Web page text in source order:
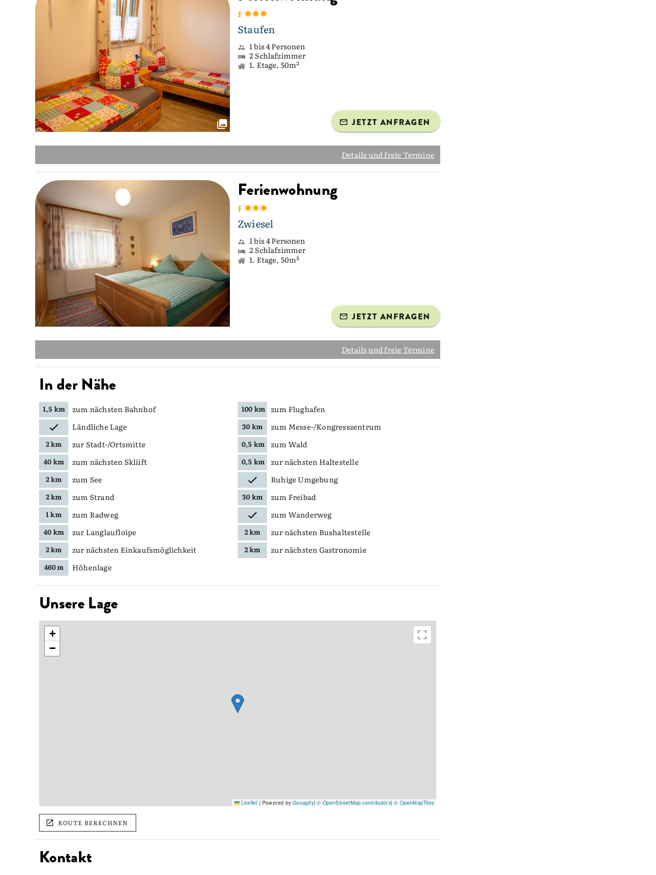
F
Staufen
1 bis 4 Personen
2 Schlafzimmer
1. Etage, 50m²
JETZT ANFRAGEN
Details und freie Termine
Ferienwohnung
F
Zwiesel
1 bis 4 Personen
2 Schlafzimmer
1. Etage, 50m²
JETZT ANFRAGEN
Details und freie Termine
In der Nähe
1,5 km zum nächsten Bahnhof 100 km
zum Flughafen
Ländliche Lage
30 km zum Messe-/Kongresszentrum
2 km zur Stadt-/Ortsmitte 0,5 km zum Wald
40 km zum nächsten Skliift 0,5 km zur nächsten Haltestelle
2 km zum See Ruhige Umgebung
2 km zum Strand 30 km zum Freibad
1 km zum Radweg zum Wanderweg
40 km zur Langlaufloipe 2 km zur nächsten Bushaltestelle
2 km zur nächsten Einkaufsmöglichkeit 2 km zur nächsten Gastronomie
460 m Höhenlage
Unsere Lage
+
−
Leaflet | Powered byGeoapify|© OpenStreetMap contributors|© OpenMapTiles
ROUTE BERECHNEN
Kontakt